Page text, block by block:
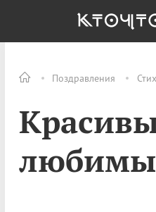
Поздравления